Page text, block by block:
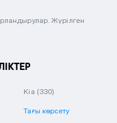
Жүрілген
Kia (330)
Тағы көрсету